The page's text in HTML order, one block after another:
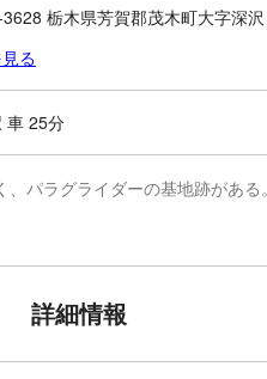
栃木県芳賀郡茂木町大字深沢
る
車 25分
パラグライダーの基地跡があ
詳細情報